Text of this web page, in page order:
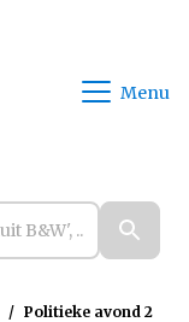
Menu
Politieke avond 2